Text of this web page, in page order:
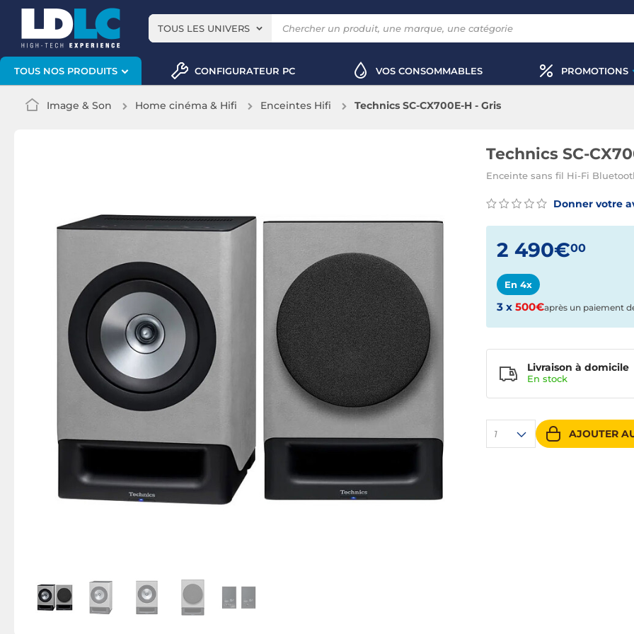
TOUS LES UNIVERS
TOUS NOS PRODUITS CONFIGURATEUR PC VOS CONSOMMABLES PROMOTIONS
Image & Son Home cinéma & Hifi Enceintes Hifi Technics SC-CX700E-H - Gris
Technics SC-
Enceinte sans fil Hi-Fi
Donner votre
2 490€00
En 4x
3 x 500€après un paiement
1 AJOUTER
Livraison à domicile
En stock